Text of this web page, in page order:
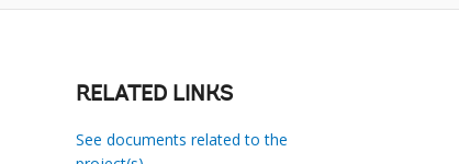
RELATED LINKS
See documents related to the